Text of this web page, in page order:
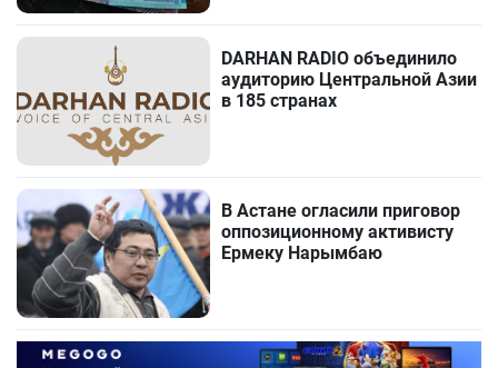
DARHAN RADIO объединило
аудиторию Центральной Азии
в 185 странах
В Астане огласили приговор
оппозиционному активисту
Ермеку Нарымбаю